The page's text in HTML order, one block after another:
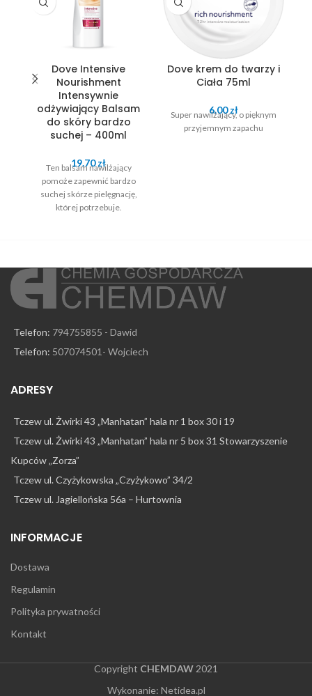
Dove Intensive
Nourishment
Intensywnie
odżywiający Balsam
do skóry bardzo
suchej – 400ml
19.70zł
Ten balsam nawilżający
pomoże zapewnić bardzo
suchej skórze pielęgnację,
której potrzebuje.
Dove krem do twarzy i
Ciała 75ml
6.00zł
Super nawilżający, o pięknym
przyjemnym zapachu
Telefon: 794755855 - Dawid
Telefon: 507074501- Wojciech
ADRESY
Tczew ul. Żwirki 43 „Manhatan” hala nr 1 box 30 i 19
Tczew ul. Żwirki 43 „Manhatan” hala nr 5 box 31 Stowarzyszenie
Kupców „Zorza”
Tczew ul. Czyżykowska „Czyżykowo” 34/2
Tczew ul. Jagiellońska 56a – Hurtownia
INFORMACJE
Dostawa
Regulamin
Polityka prywatności
Kontakt
Copyright CHEMDAW2021
Wykonanie: Netidea.pl